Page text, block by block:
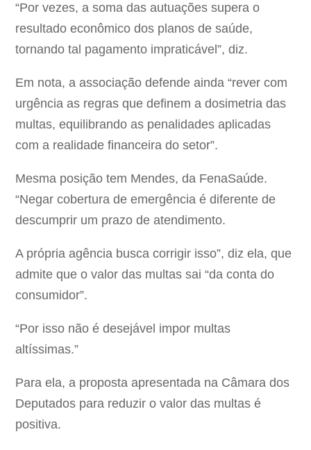
“Por vezes, a soma das autuações supera o
resultado econômico dos planos de saúde,
tornando tal pagamento impraticável”, diz.
Em nota, a associação defende ainda “rever com
urgência as regras que definem a dosimetria das
multas, equilibrando as penalidades aplicadas
com a realidade financeira do setor”.
Mesma posição tem Mendes, da FenaSaúde.
“Negar cobertura de emergência é diferente de
descumprir um prazo de atendimento.
A própria agência busca corrigir isso”, diz ela, que
admite que o valor das multas sai “da conta do
consumidor”.
“Por isso não é desejável impor multas
altíssimas.”
Para ela, a proposta apresentada na Câmara dos
Deputados para reduzir o valor das multas é
positiva.